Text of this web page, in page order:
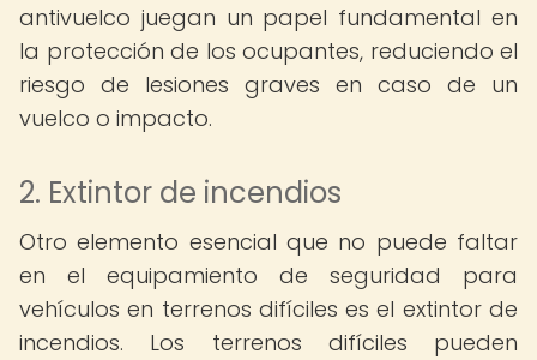
antivuelco juegan un papel fundamental en
la protección de los ocupantes, reduciendo el
riesgo de lesiones graves en caso de un
vuelco o impacto.
2. Extintor de incendios
Otro elemento esencial que no puede faltar
en el equipamiento de seguridad para
vehículos en terrenos difíciles es el extintor de
incendios. Los terrenos difíciles pueden